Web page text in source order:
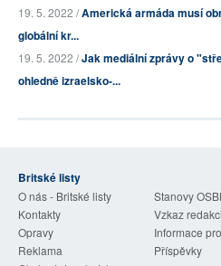
19. 5. 2022 /Americká armáda musí
globální kr...
19. 5. 2022 /Jak mediální zprávy o
ohledně izraelsko-...
Britské listy
O nás - Britské listy
Stanovy OSBL
Kontakty
Vzkaz redakci
Opravy
Informace
Reklama
Příspěvky